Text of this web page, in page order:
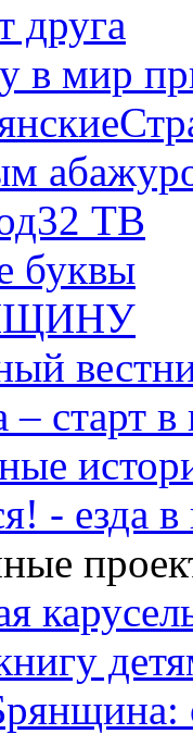
друга
в мир
ТВ
буквы
– старт
- езда в